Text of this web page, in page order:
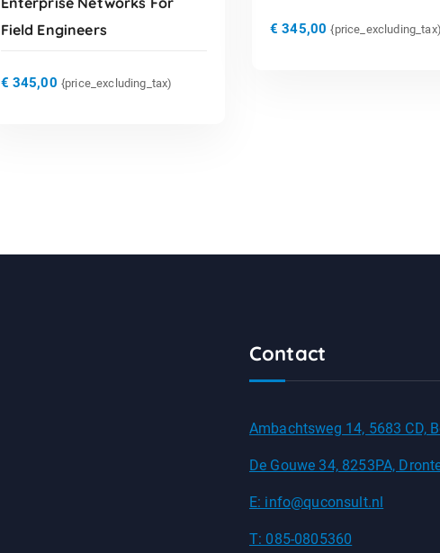
Field Engineers
€ 345,00 {price_excluding_tax)
€ 345,00
Contact
Ambachtsweg 14, 5683 CD,
De Gouwe 34, 8253PA,
E: info@quconsult.nl
T: 085-0805360